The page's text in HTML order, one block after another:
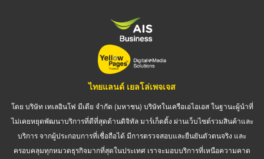
ไทยแลนด์ เยลโล่เพจเจส
โดย บริษัท เทเลอินโฟ มีเดีย จำกัด (มหาชน) บริษัทในเครือเอไอเอส ในฐานะผู้นำที่
ไม่เคยหยุดพัฒนาบริการที่ดีที่สุดด้านดิจิทัล มาร์เก็ตติ้ง ผ่านเว็บไซต์รวมสินค้าและ
บริการ จากผู้ประกอบการที่เชื่อถือได้ มีการตรวจสอบและยืนยันตัวตนจริง และ
ครอบคลุมทุกหมวดธุรกิจมากที่สุดในประเทศ เราจะมอบบริการที่เหนือความคาด